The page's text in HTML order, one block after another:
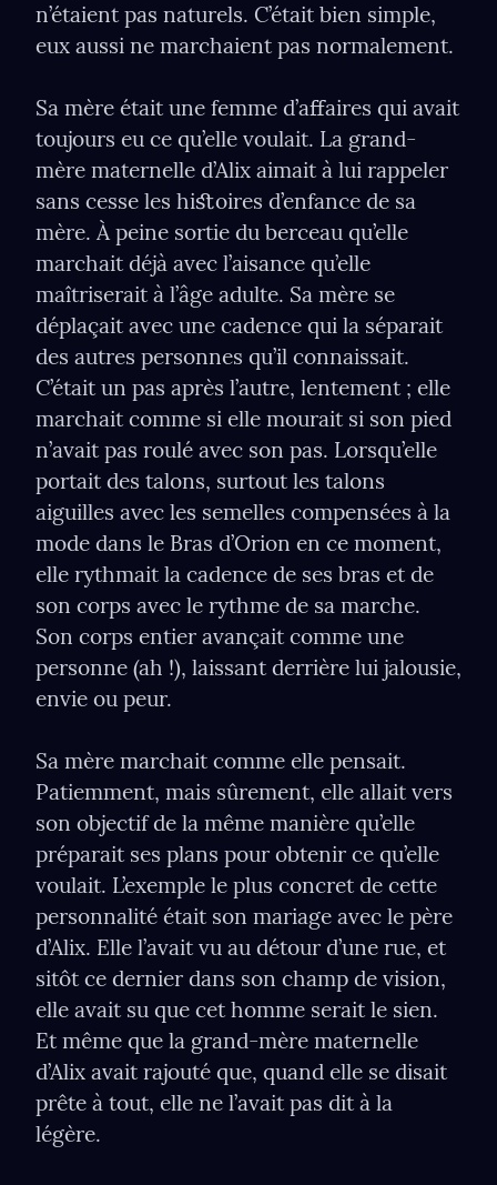
n’étaient pas naturels. C’était bien simple,
eux aussi ne marchaient pas normalement.
Sa mère était une femme d’aﬀaires qui avait
toujours eu ce qu’elle voulait. La grand-
mère maternelle d’Alix aimait à lui rappeler
sans cesse les hiﬆoires d’enfance de sa
mère. À peine sortie du berceau qu’elle
marchait déjà avec l’aisance qu’elle
maîtriserait à l’âge adulte. Sa mère se
déplaçait avec une cadence qui la séparait
des autres personnes qu’il connaissait.
C’était un pas après l’autre, lentement ; elle
marchait comme si elle mourait si son pied
n’avait pas roulé avec son pas. Lorsqu’elle
portait des talons, surtout les talons
aiguilles avec les semelles compensées à la
mode dans le Bras d’Orion en ce moment,
elle rythmait la cadence de ses bras et de
son corps avec le rythme de sa marche.
Son corps entier avançait comme une
personne (ah !), laissant derrière lui jalousie,
envie ou peur.
Sa mère marchait comme elle pensait.
Patiemment, mais sûrement, elle allait vers
son objectif de la même manière qu’elle
préparait ses plans pour obtenir ce qu’elle
voulait. L’exemple le plus concret de cette
personnalité était son mariage avec le père
d’Alix. Elle l’avait vu au détour d’une rue, et
sitôt ce dernier dans son champ de vision,
elle avait su que cet homme serait le sien.
Et même que la grand-mère maternelle
d’Alix avait rajouté que, quand elle se disait
prête à tout, elle ne l’avait pas dit à la
légère.